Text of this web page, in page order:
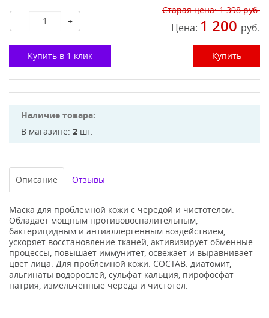
- +
Старая цена:1 398 руб.
Цена: 1 200 руб.
Купить в 1 клик Купить
Наличие товара:
В магазине: 2 шт.
Описание Отзывы
Маска для проблемной кожи с чередой и чистотелом.
Обладает мощным противовоспалительным,
бактерицидным и антиаллергенным воздействием,
ускоряет восстановление тканей, активизирует обменные
процессы, повышает иммунитет, освежает и выравнивает
цвет лица. Для проблемной кожи. СОСТАВ: диатомит,
альгинаты водорослей, сульфат кальция, пирофосфат
натрия, измельченные череда и чистотел.